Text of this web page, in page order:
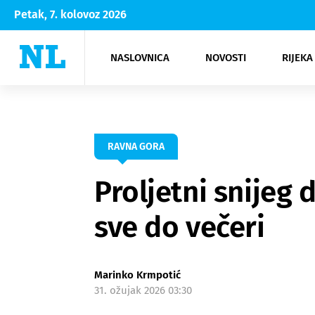
Petak, 7. kolovoz 2026
NASLOVNICA NOVOSTI
Rijeka Opatija
NK
Moda
Kultura
RAVNA GORA
Proljetni snijeg
sve do večeri
Marinko Krmpotić
31. ožujak 2026 03:30